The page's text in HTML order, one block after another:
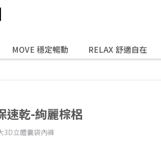
MOVE 穩定暢動 RELAX 舒適自在
速乾-絢麗棕梠
3D立體囊袋內褲